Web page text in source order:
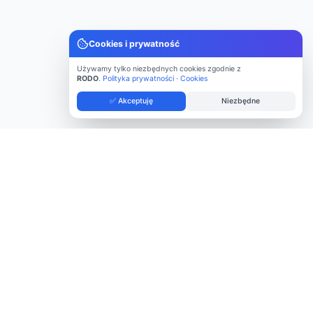
Cookies i prywatność
Używamy tylko niezbędnych cookies zgodnie z
RODO. Polityka prywatności · Cookies
✅ Akceptuję Niezbędne